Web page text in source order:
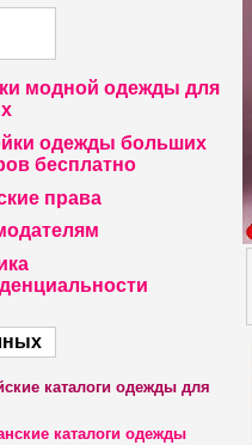
модной одежды для
одежды больших
бесплатно
права
каталоги одежды для
каталоги одежды